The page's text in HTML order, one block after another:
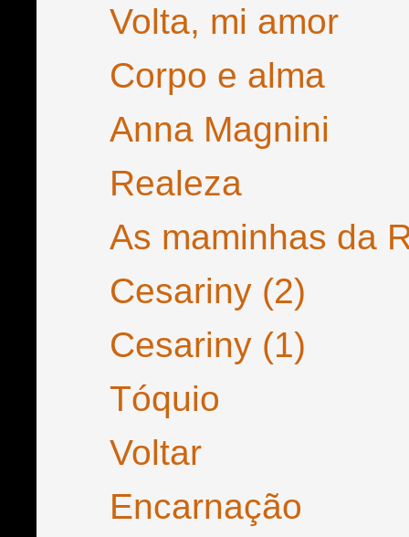
Volta, mi amor
Corpo e alma
Anna Magnini
Realeza
As maminhas da
Cesariny (2)
Cesariny (1)
Tóquio
Voltar
Encarnação